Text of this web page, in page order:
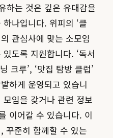
하는 것은 깊은 유대감을
나입니다. 위피의 ‘클
관심사에 맞는 소모임
도록 지원합니다. ‘독서
크루’, ‘맛집 탐방 클럽’
하게 운영되고 있습니
임을 갖거나 관련 정보
이어갈 수 있습니다. 이
꾸준히 함께할 수 있는